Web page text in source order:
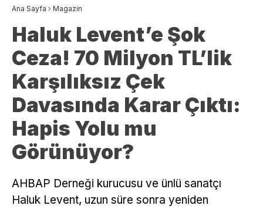
Ana Sayfa › Magazin
Haluk Levent’e Şok
Ceza! 70 Milyon TL’lik
Karşılıksız Çek
Davasında Karar Çıktı:
Hapis Yolu mu
Görünüyor?
AHBAP Derneği kurucusu ve ünlü sanatçı
Haluk Levent, uzun süre sonra yeniden